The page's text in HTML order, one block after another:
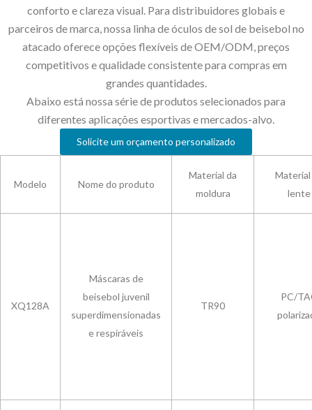
conforto e clareza visual. Para distribuidores globais e
parceiros de marca, nossa linha de óculos de sol de beisebol no
atacado oferece opções flexíveis de OEM/ODM, preços
competitivos e qualidade consistente para compras em
grandes quantidades.
Abaixo está nossa série de produtos selecionados para
diferentes aplicações esportivas e mercados-alvo.
Solicite um orçamento personalizado
Modelo Nome do produto
Material da
moldura
Material
lente
XQ128A
Máscaras de
beisebol juvenil
superdimensionadas
e respiráveis
TR90
PC/